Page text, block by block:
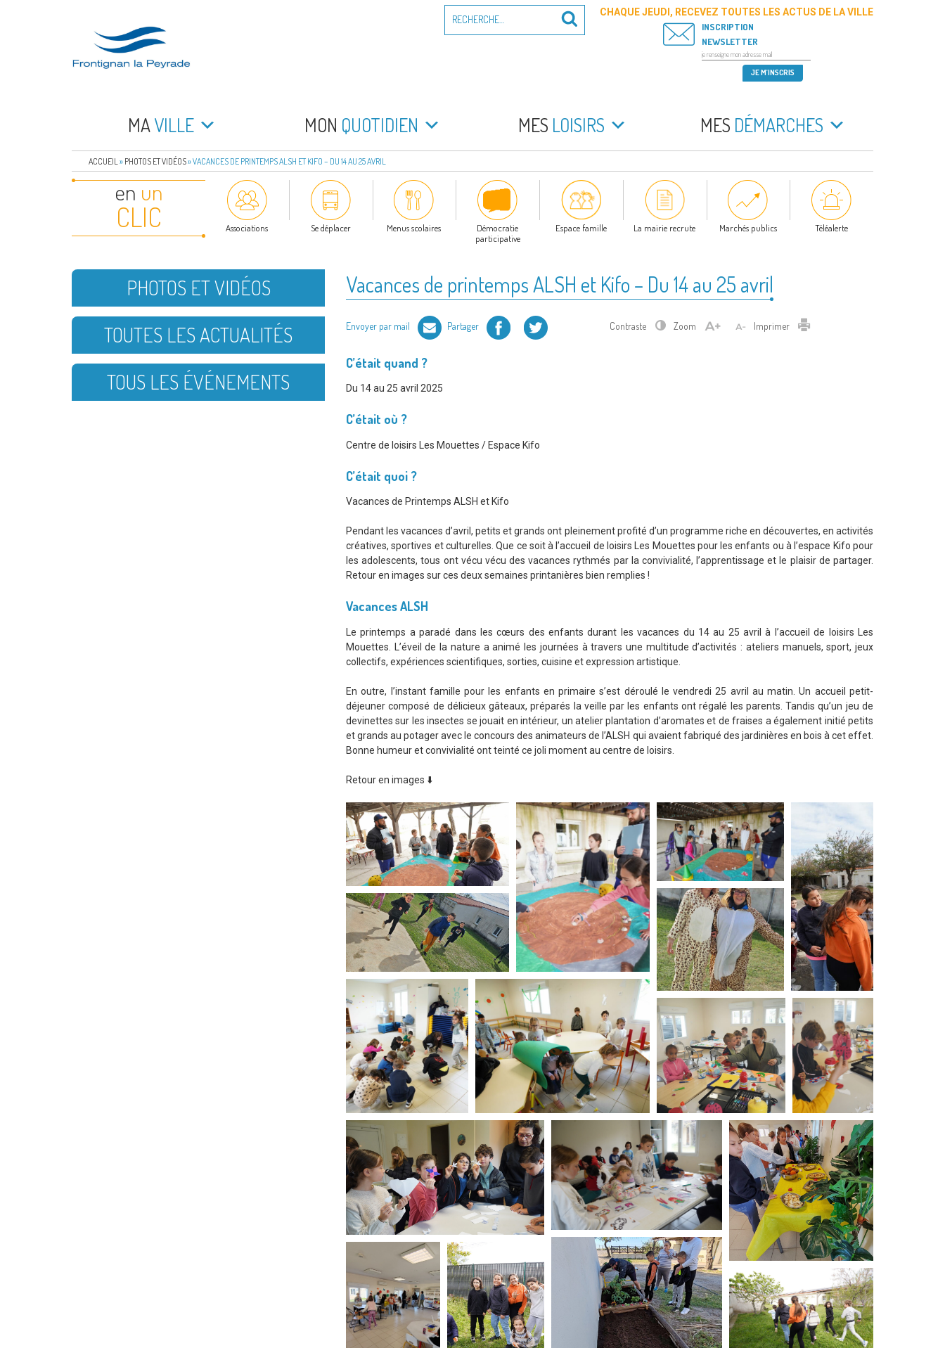
FRONTIGNAN LA PEYRADE
pour
Recherche
CHAQUE JEUDI, RECEVEZ TOUTES LES ACTUS DE LA VILLE
INSCRIPTION
NEWSLETTER
MAVILLE MON QUOTIDIEN MES LOISIRS MES DÉMARCHES
ACCUEIL » PHOTOS ET VIDÉOS»VACANCES DE PRINTEMPS ALSH ET KIFO – DU 14 AU 25 AVRIL
en un
CLIC Associations Se déplacer Menus scolaires
Démocratie
participative
Espace famille La mairie recrute Marchés publics Téléalerte
Vacances de printemps ALSH et Kifo – Du 14 au 25 avril
Envoyer par mail Partager Facebook Twitter Contraste Zoom Imprimer Imprimer
C’était quand ?
Du 14 au 25 avril 2025
C’était où ?
Centre de loisirs Les Mouettes / Espace Kifo
C’était quoi ?
Vacances de Printemps ALSH et Kifo
Pendant les vacances d’avril, petits et grands ont pleinement profité d’un programme riche en découvertes, en activités
créatives, sportives et culturelles. Que ce soit à l’accueil de loisirs Les Mouettes pour les enfants ou à l’espace Kifo pour
les adolescents, tous ont vécu vécu des vacances rythmés par la convivialité, l’apprentissage et le plaisir de partager.
Retour en images sur ces deux semaines printanières bien remplies !
Vacances ALSH
Le printemps a paradé dans les cœurs des enfants durant les vacances du 14 au 25 avril à l’accueil de loisirs Les
Mouettes. L’éveil de la nature a animé les journées à travers une multitude d’activités : ateliers manuels, sport, jeux
collectifs, expériences scientifiques, sorties, cuisine et expression artistique.
En outre, l’instant famille pour les enfants en primaire s’est déroulé le vendredi 25 avril au matin. Un accueil petit-
déjeuner composé de délicieux gâteaux, préparés la veille par les enfants ont régalé les parents. Tandis qu’un jeu de
devinettes sur les insectes se jouait en intérieur, un atelier plantation d’aromates et de fraises a également initié petits
et grands au potager avec le concours des animateurs de l’ALSH qui avaient fabriqué des jardinières en bois à cet effet.
Bonne humeur et convivialité ont teinté ce joli moment au centre de loisirs.
Retour en images ⬇️
PHOTOS ET VIDÉOS
TOUTES LES ACTUALITÉS
TOUS LES ÉVÉNEMENTS